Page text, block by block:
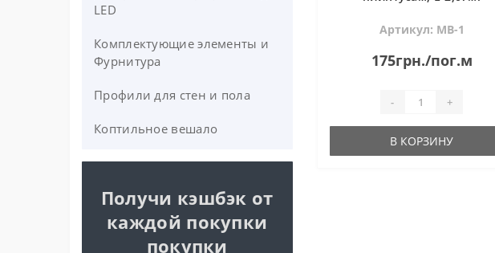
Черный алюминиевый
плинтус
Итальянский плинтус.
LED
Комплектующие элементы и
Фурнитура
Фурнитура
Линзы
Крепление
Профили для стен и пола
Коптильное вешало
Получи кэшбэк от
каждой покупки
покупки
Артикул: МВ-1
175грн./пог.м
- +
В КОРЗИНУ